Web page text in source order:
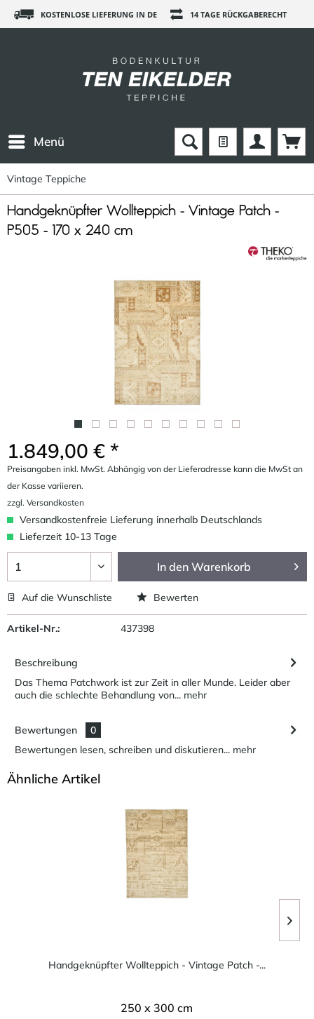
KOSTENLOSE LIEFERUNG IN DE 14 TAGE RÜCKGABERECHT
Menü
Vintage Teppiche
Handgeknüpfter Wollteppich - Vintage Patch -
P505 - 170 x 240 cm
1.849,00 € *
Preisangaben inkl. MwSt. Abhängig von der Lieferadresse kann die MwSt an
der Kasse variieren.
zzgl. Versandkosten
Versandkostenfreie Lieferung innerhalb Deutschlands
Lieferzeit 10-13 Tage
In den Warenkorb
Auf die Wunschliste Bewerten
Artikel-Nr.: 437398
Beschreibung
Das Thema Patchwork ist zur Zeit in aller Munde. Leider aber
auch die schlechte Behandlung von... mehr
Bewertungen
0
Bewertungen lesen, schreiben und diskutieren... mehr
Ähnliche Artikel
Handgeknüpfter Wollteppich - Vintage Patch -...
250 x 300 cm